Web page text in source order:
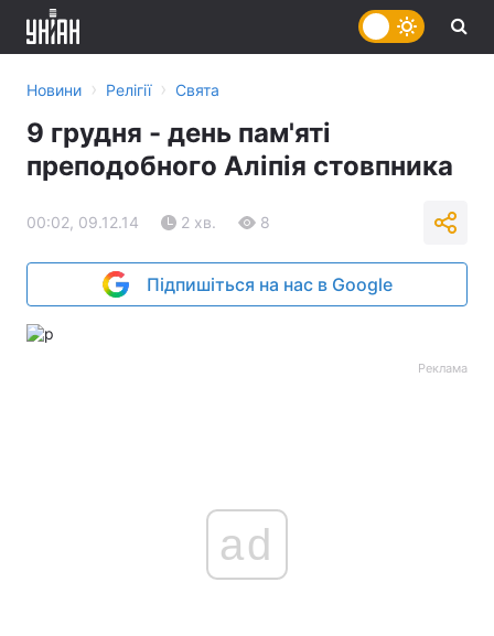
Новини › Релігії › Свята
9 грудня - день пам'яті
преподобного Аліпія стовпника
00:02, 09.12.14 2 хв. 8
Підпишіться на нас в Google
Реклама
ad